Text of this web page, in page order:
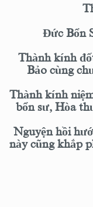
Đức Bổn
Thành kính
Bảo cùng
Thành kính
bổn sư, Hòa
Nguyện hồi
này cũng khắp